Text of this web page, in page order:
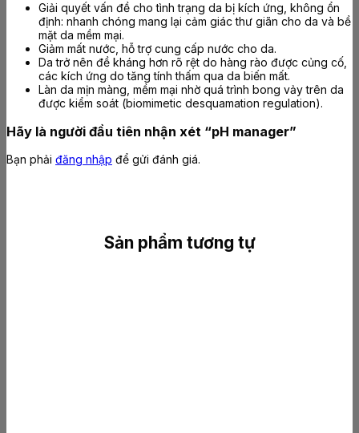
Giải quyết vấn đề cho tình trạng da bị kích ứng, không ổn
định: nhanh chóng mang lại cảm giác thư giãn cho da và bề
mặt da mềm mại.
Giảm mất nước, hỗ trợ cung cấp nước cho da.
Da trở nên đề kháng hơn rõ rệt do hàng rào được củng cố,
các kích ứng do tăng tính thấm qua da biến mất.
Làn da mịn màng, mềm mại nhờ quá trình bong vảy trên da
được kiểm soát (biomimetic desquamation regulation).
Hãy là người đầu tiên nhận xét “pH manager”
Bạn phải đăng nhập để gửi đánh giá.
Sản phẩm tương tự